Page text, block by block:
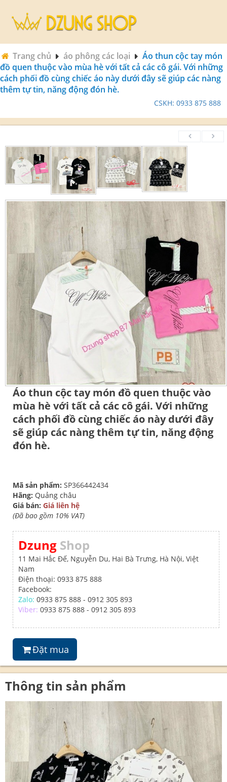
Trang chủ áo phông các loại
Áo thun cộc tay món
đồ quen thuộc vào mùa hè với tất cả các cô gái. Với những
cách phối đồ cùng chiếc áo này dưới đây sẽ giúp các nàng
thêm tự tin, năng động đón hè.
CSKH: 0933 875 888
Áo thun cộc tay món đồ quen thuộc vào
mùa hè với tất cả các cô gái. Với những
cách phối đồ cùng chiếc áo này dưới đây
sẽ giúp các nàng thêm tự tin, năng động
đón hè.
Mã sản phẩm: SP366442434
Hãng: Quảng châu
Giá bán: Giá liên hệ
(Đã bao gồm 10% VAT)
Dzung Shop
11 Mai Hắc Đế, Nguyễn Du, Hai Bà Trưng, Hà Nội, Việt
Nam
Điện thoại: 0933 875 888
Facebook:
Zalo: 0933 875 888 - 0912 305 893
Viber: 0933 875 888 - 0912 305 893
Đặt mua
Thông tin sản phẩm